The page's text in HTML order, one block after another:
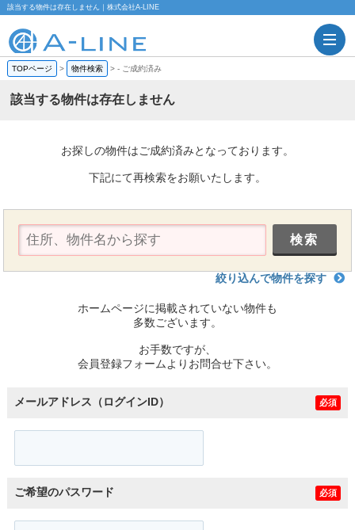
該当する物件は存在しません｜株式会社A-LINE
TOPページ > 物件検索 >- ご成約済み
該当する物件は存在しません
お探しの物件はご成約済みとなっております。
下記にて再検索をお願いたします。
絞り込んで物件を探す
ホームページに掲載されていない物件も
多数ございます。
お手数ですが、
会員登録フォームよりお問合せ下さい。
メールアドレス（ログインID） 必須
ご希望のパスワード 必須